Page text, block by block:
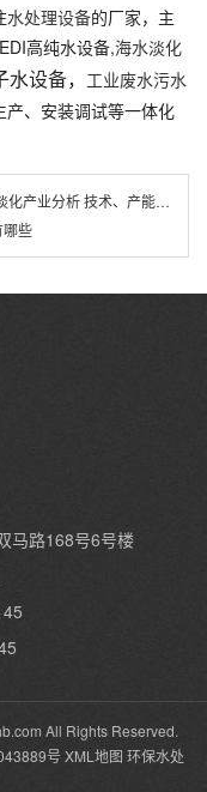
水处理设备的厂家，主
高纯水设备,海水淡化
设备， 工业废水污水
、安装调试等一体化
析 技术、产能位居全球前列
些
马路168号6号楼
All Rights Reserved.
号 XML地图 环保水处